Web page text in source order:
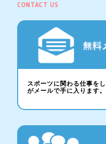
CONTACT US
スポーツに関わる仕事を
がメールで手に入ります。